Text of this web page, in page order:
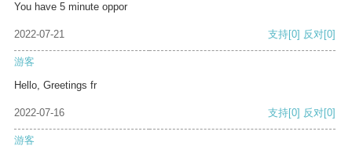
You have 5 minute oppor
2022-07-21 支持[0] 反对[0]
游客
Hello, Greetings fr
2022-07-16 支持[0] 反对[0]
游客